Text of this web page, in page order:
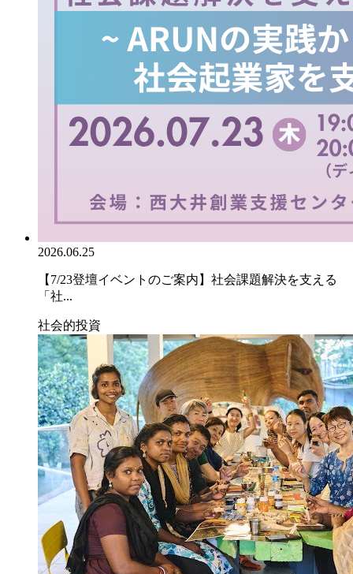
2026.06.25
【7/23登壇イベントのご案内】社会課題解決を支える
「社...
社会的投資